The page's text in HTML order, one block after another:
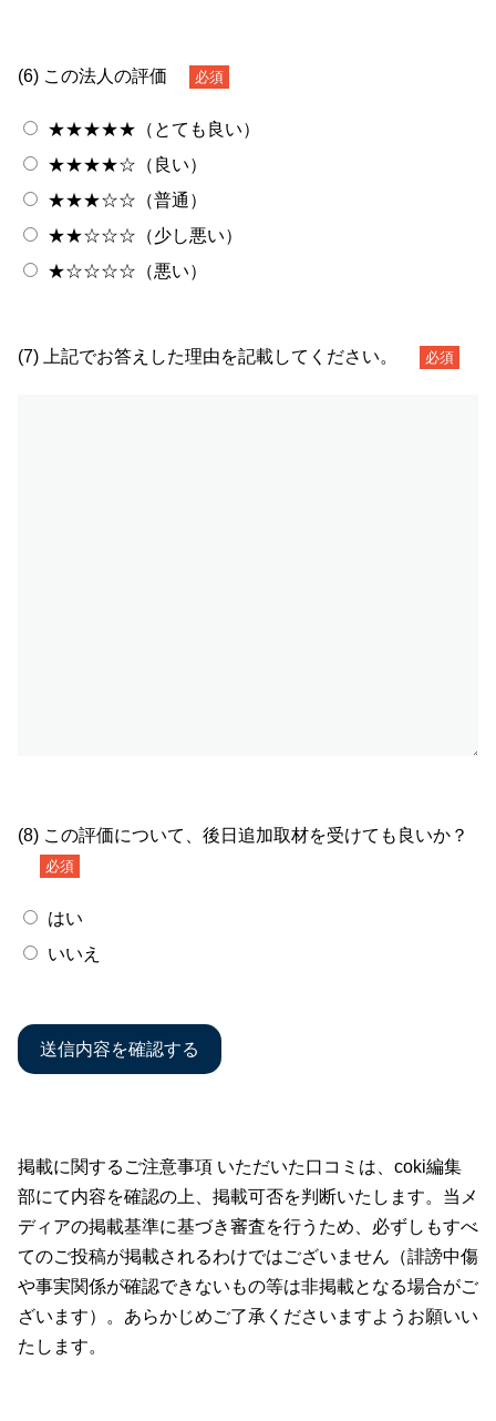
(6) この法人の評価 必須
★★★★★（とても良い）
★★★★☆（良い）
★★★☆☆（普通）
★★☆☆☆（少し悪い）
★☆☆☆☆（悪い）
(7) 上記でお答えした理由を記載してください。 必須
(8) この評価について、後日追加取材を受けても良いか？
必須
はい
いいえ
掲載に関するご注意事項 いただいた口コミは、coki編集
部にて内容を確認の上、掲載可否を判断いたします。当メ
ディアの掲載基準に基づき審査を行うため、必ずしもすべ
てのご投稿が掲載されるわけではございません（誹謗中傷
や事実関係が確認できないもの等は非掲載となる場合がご
ざいます）。あらかじめご了承くださいますようお願いい
たします。